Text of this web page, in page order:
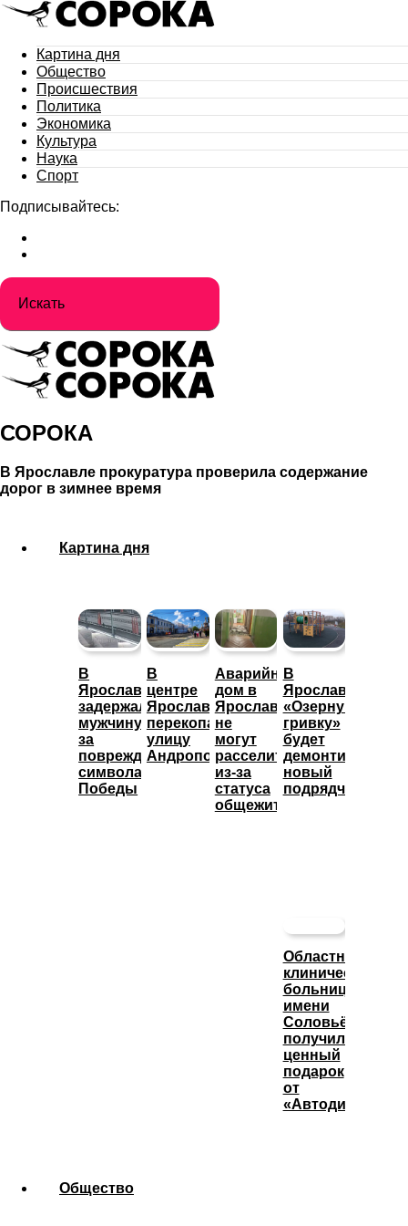
Картина дня
Общество
Происшествия
Политика
Экономика
Культура
Наука
Спорт
Подписывайтесь:
СОРОКА
В Ярославле прокуратура проверила содержание
дорог в зимнее время
Картина дня
В
Ярославле
задержали
мужчину
за
повреждение
символа
Победы
В
центре
Ярославля
перекопали
улицу
Андропова
Аварийный
дом в
Ярославле
не
могут
расселить
из-за
статуса
общежития
В
Ярославле
«Озерную
гривку»
будет
демонтировать
новый
подрядчик
Областная
клиническая
больница
имени
Соловьёва
получила
ценный
подарок
от
«Автодизеля»
Общество